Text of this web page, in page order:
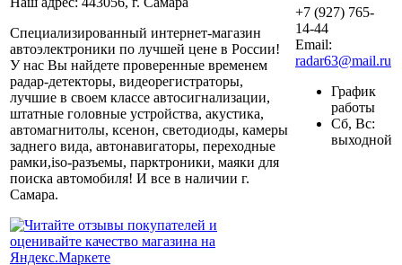
Специализированный интернет-магазин
автоэлектроники по лучшей цене в России!
У нас Вы найдете проверенные временем
радар-детекторы, видеорегистраторы,
лучшие в своем классе автосигнализации,
штатные головные устройства, акустика,
автомагнитолы, ксенон, светодиоды, камеры
заднего вида, автонавигаторы, переходные
рамки,iso-разъемы, парктроники, маяки для
поиска автомобиля! И все в наличии г.
Самара.
+7 (927) 765-
14-44
Email:
radar63@mail.ru
График
работы
Сб, Вс:
выходной